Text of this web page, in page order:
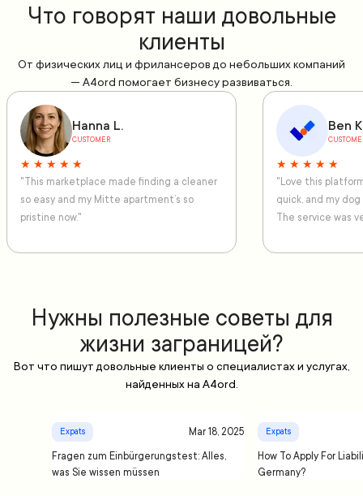
Что говорят наши довольные
клиенты
От физических лиц и фрилансеров до небольших компаний
— A4ord помогает бизнесу развиваться.
Hanna L.
CUSTOMER
★ ★ ★ ★ ★
"This marketplace made finding a cleaner
so easy and my Mitte apartment’s so
pristine now."
Ben
★ ★ ★ ★ ★
"Love this
quick, and my
The service was
Нужны полезные советы для
жизни заграницей?
Вот что пишут довольные клиенты о специалистах и услугах,
найденных на A4ord.
Expats Mar 18, 2025
Fragen zum Einbürgerungstest: Alles,
was Sie wissen müssen
Expats
How To Apply For
Germany?